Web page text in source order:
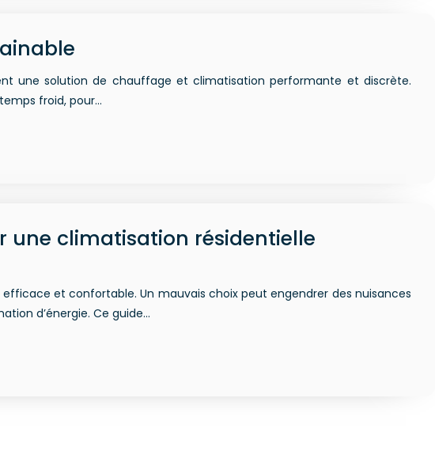
une solution de chauffage et climatisation performante et discrète.
froid, pour…
une climatisation résidentielle
et confortable. Un mauvais choix peut engendrer des nuisances
d’énergie. Ce guide…